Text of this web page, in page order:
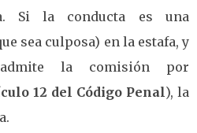
Si la conducta es una
sea culposa) en la estafa, y
la comisión por
12 del Código Penal), la